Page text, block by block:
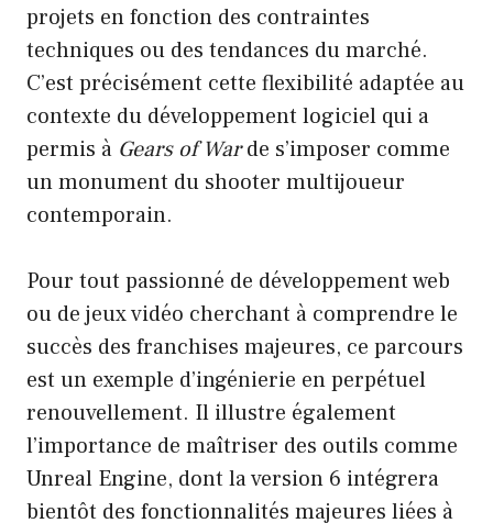
projets en fonction des contraintes
techniques ou des tendances du marché.
C’est précisément cette flexibilité adaptée au
contexte du développement logiciel qui a
permis à Gears of Warde s’imposer comme
un monument du shooter multijoueur
contemporain.
Pour tout passionné de développement web
ou de jeux vidéo cherchant à comprendre le
succès des franchises majeures, ce parcours
est un exemple d’ingénierie en perpétuel
renouvellement. Il illustre également
l’importance de maîtriser des outils comme
Unreal Engine, dont la version 6 intégrera
bientôt des fonctionnalités majeures liées à